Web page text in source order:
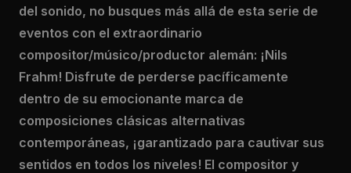
del sonido, no busques más allá de esta serie de
eventos con el extraordinario
compositor/músico/productor alemán: ¡Nils
Frahm! Disfrute de perderse pacíficamente
dentro de su emocionante marca de
composiciones clásicas alternativas
contemporáneas, ¡garantizado para cautivar sus
sentidos en todos los niveles! El compositor y